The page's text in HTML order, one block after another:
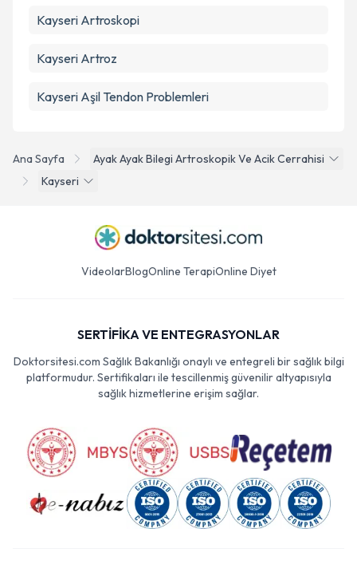
Ana Sayfa
Ayak Ayak Bilegi Artroskopik Ve Acik Cerrahisi
Kayseri
Kayseri Artroskopi
Kayseri Artroz
Kayseri Aşil Tendon Problemleri
VideolarBlogOnline TerapiOnline Diyet
SERTİFİKA VE ENTEGRASYONLAR
Doktorsitesi.com Sağlık Bakanlığı onaylı ve entegreli bir sağlık bilgi
platformudur. Sertifikaları ile tescillenmiş güvenilir altyapısıyla
sağlık hizmetlerine erişim sağlar.